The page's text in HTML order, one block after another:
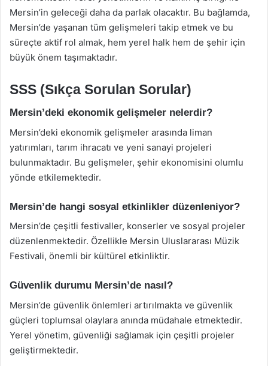
Mersin’in geleceği daha da parlak olacaktır. Bu bağlamda,
Mersin’de yaşanan tüm gelişmeleri takip etmek ve bu
süreçte aktif rol almak, hem yerel halk hem de şehir için
büyük önem taşımaktadır.
SSS (Sıkça Sorulan Sorular)
Mersin’deki ekonomik gelişmeler nelerdir?
Mersin’deki ekonomik gelişmeler arasında liman
yatırımları, tarım ihracatı ve yeni sanayi projeleri
bulunmaktadır. Bu gelişmeler, şehir ekonomisini olumlu
yönde etkilemektedir.
Mersin’de hangi sosyal etkinlikler düzenleniyor?
Mersin’de çeşitli festivaller, konserler ve sosyal projeler
düzenlenmektedir. Özellikle Mersin Uluslararası Müzik
Festivali, önemli bir kültürel etkinliktir.
Güvenlik durumu Mersin’de nasıl?
Mersin’de güvenlik önlemleri artırılmakta ve güvenlik
güçleri toplumsal olaylara anında müdahale etmektedir.
Yerel yönetim, güvenliği sağlamak için çeşitli projeler
geliştirmektedir.